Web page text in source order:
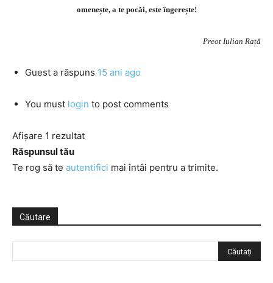
omenește, a te pocăi, este îngerește!
Preot Iulian Rață
Guest a răspuns 15 ani ago
You must login to post comments
Afișare 1 rezultat
Răspunsul tău
Te rog să te autentifici mai întâi pentru a trimite.
Căutare